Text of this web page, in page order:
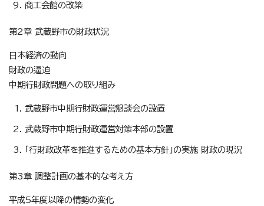
商工会館の改築
第2章 武蔵野市の財政状況
日本経済の動向
財政の逼迫
中期行財政問題への取り組み
武蔵野市中期行財政運営懇談会の設置
武蔵野市中期行財政運営対策本部の設置
「行財政改革を推進するための基本方針」の実施 財政の現況
第3章 調整計画の基本的な考え方
平成5年度以降の情勢の変化